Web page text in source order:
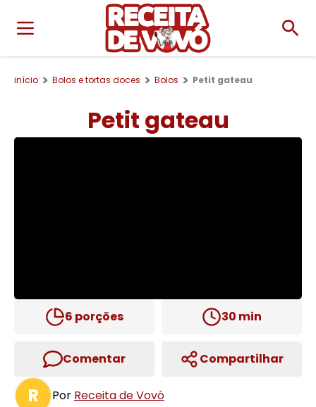
início Bolos e tortas doces Bolos Petit gateau
Petit gateau
6 porções 30 min
Comentar Compartilhar
R Por Receita de Vovó